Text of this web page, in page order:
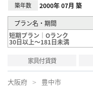
築年数 2000年 07月 築
プラン名・期間
短期プラン｜Oランク
30日以上～181日未満
家具付賃貸
大阪府 豊中市